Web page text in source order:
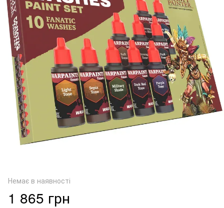
Немає в наявності
1 865 грн